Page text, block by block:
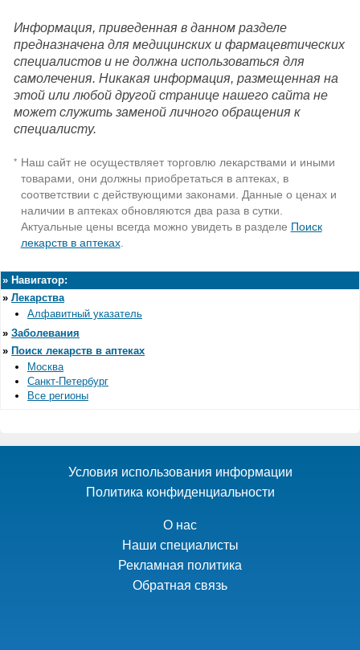
Информация, приведенная в данном разделе
предназначена для медицинских и фармацевтических
специалистов и не должна использоваться для
самолечения. Никакая информация, размещенная на
этой или любой другой странице нашего сайта не
может служить заменой личного обращения к
специалисту.
* Наш сайт не осуществляет торговлю лекарствами и иными
товарами, они должны приобретаться в аптеках, в
соответствии с действующими законами. Данные о ценах и
наличии в аптеках обновляются два раза в сутки.
Актуальные цены всегда можно увидеть в разделе Поиск
лекарств в аптеках.
» Навигатор:
» Лекарства
Алфавитный указатель
» Заболевания
» Поиск лекарств в аптеках
Москва
Санкт-Петербург
Все регионы
Условия использования информации
Политика конфиденциальности
О нас
Наши специалисты
Рекламная политика
Обратная связь